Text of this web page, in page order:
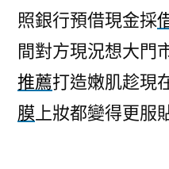
照銀行預借現金採
間對方現況想大門
推薦打造嫩肌趁現
膜 上妝都變得更服